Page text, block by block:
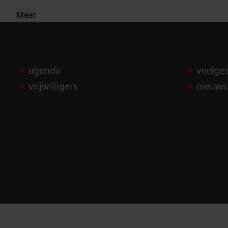
Meer
agenda
vrijwilligers
nieuws